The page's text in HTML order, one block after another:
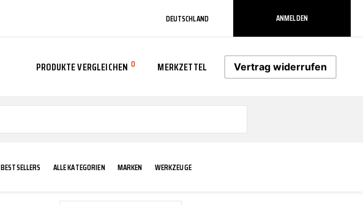
DEUTSCHLAND ANMELDEN
PRODUKTE VERGLEICHEN 0 MERKZETTEL Vertrag widerrufen
BESTSELLERS ALLE KATEGORIEN MARKEN WERKZEUGE